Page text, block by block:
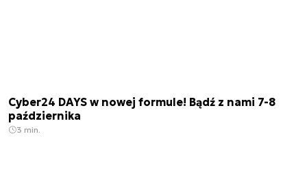
Cyber24 DAYS w nowej formule! Bądź z nami 7-8
października
3 min.